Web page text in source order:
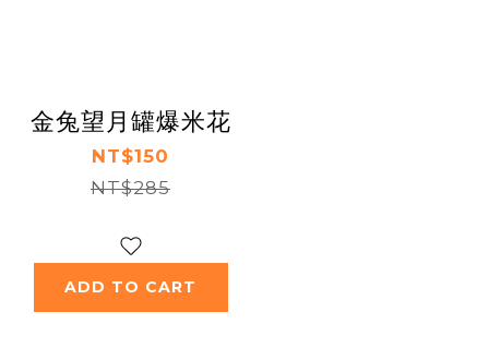
金兔望月罐爆米花
NT$150
NT$285
ADD TO CART